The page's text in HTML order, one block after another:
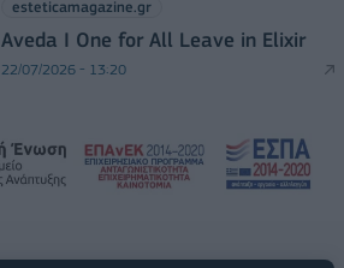
esteticamagazine.gr
Aveda I One for All Leave in Elixir
22/07/2026 - 13:20